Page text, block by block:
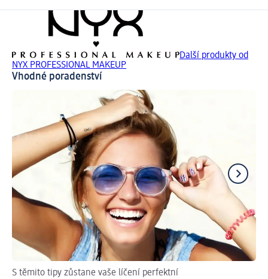
Další produkty od
NYX PROFESSIONAL MAKEUP
Vhodné poradenství
S těmito tipy zůstane vaše líčení perfektní